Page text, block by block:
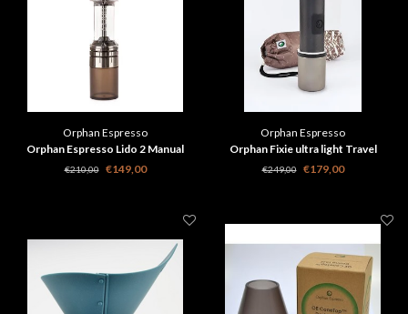
Orphan Espresso
Orphan Espresso Lido 2 Manual
Coffee Grinder
€210,00 €149,00
Orphan Espresso
Orphan Fixie ultra light Travel
Coffee Grinder
€249,00 €179,00